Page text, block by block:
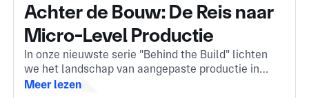
Achter de Bouw: De Reis naar
Micro-Level Productie
In onze nieuwste serie "Behind the Build" lichten
we het landschap van aangepaste productie in
China op. De onzichtbare motor achter de
Meer lezen